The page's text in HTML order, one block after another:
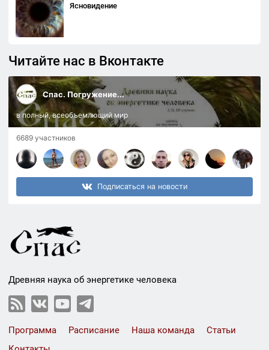
Ясновидение
Читайте нас в Вконтакте
Спас. Погружение...
в полный, всеобъемлющий мир
6689 участников
Подписаться на новости
Древняя наука об энергетике человека
Программа Расписание Наша команда
Статьи